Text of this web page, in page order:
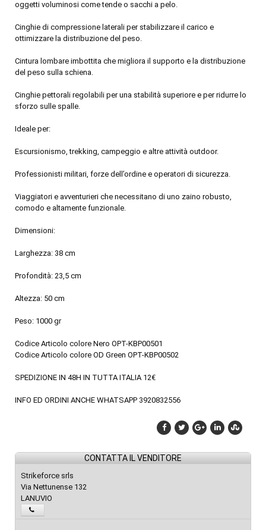
oggetti voluminosi come tende o sacchi a pelo.
Cinghie di compressione laterali per stabilizzare il carico e
ottimizzare la distribuzione del peso.
Cintura lombare imbottita che migliora il supporto e la distribuzione
del peso sulla schiena.
Cinghie pettorali regolabili per una stabilità superiore e per ridurre lo
sforzo sulle spalle.
Ideale per:
Escursionismo, trekking, campeggio e altre attività outdoor.
Professionisti militari, forze dell’ordine e operatori di sicurezza.
Viaggiatori e avventurieri che necessitano di uno zaino robusto,
comodo e altamente funzionale.
Dimensioni:
Larghezza: 38 cm
Profondità: 23,5 cm
Altezza: 50 cm
Peso: 1000 gr
Codice Articolo colore Nero OPT-KBP00501
Codice Articolo colore OD Green OPT-KBP00502
SPEDIZIONE IN 48H IN TUTTA ITALIA 12€
INFO ED ORDINI ANCHE WHATSAPP 3920832556
CONTATTA IL VENDITORE
Strikeforce srls
Via Nettunense 132
LANUVIO